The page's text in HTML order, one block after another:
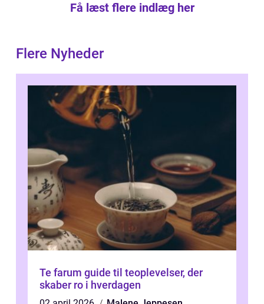
Få læst flere indlæg her
Flere Nyheder
Te farum guide til teoplevelser, der
skaber ro i hverdagen